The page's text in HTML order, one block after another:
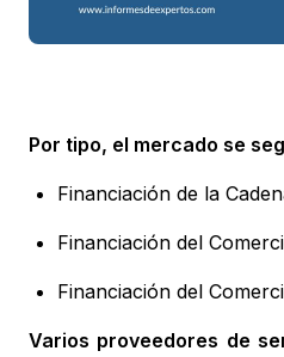
Por tipo, el mercado se
Financiación de la
Financiación del
Financiación del
Varios proveedores de